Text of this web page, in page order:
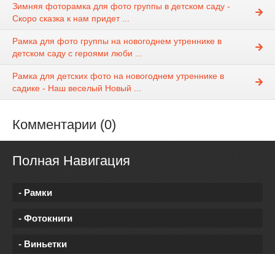
Зимняя фоторамка для фото группы в детском саду -
Скоро сказка к нам придет ...
Рамка для фото группы на новогоднем утреннике в
детском саду с героями люби ...
Рамка для детских фото на новогоднем утреннике в
садике - Наш веселый Новый ...
Комментарии (0)
Полная Навигация
- Рамки
- Фотокниги
- Виньетки